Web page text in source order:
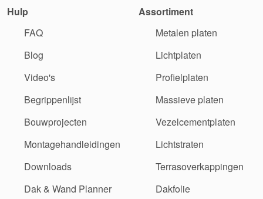
Hulp
FAQ
Blog
Video's
Begrippenlijst
Bouwprojecten
Montagehandleidingen
Downloads
Dak & Wand Planner
Assortiment
Metalen platen
Lichtplaten
Profielplaten
Massieve platen
Vezelcementplaten
Lichtstraten
Terrasoverkappingen
Dakfolie